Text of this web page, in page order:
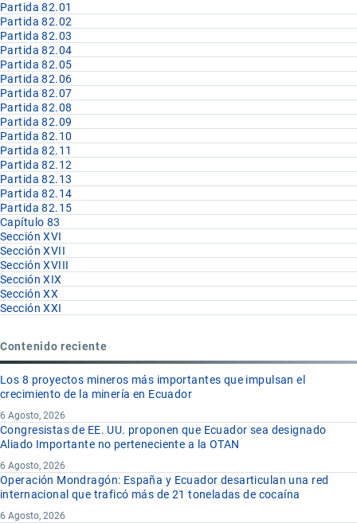
Partida 82.01
Partida 82.02
Partida 82.03
Partida 82.04
Partida 82.05
Partida 82.06
Partida 82.07
Partida 82.08
Partida 82.09
Partida 82.10
Partida 82.11
Partida 82.12
Partida 82.13
Partida 82.14
Partida 82.15
Capítulo 83
Sección XVI
Sección XVII
Sección XVIII
Sección XIX
Sección XX
Sección XXI
Contenido reciente
Los 8 proyectos mineros más importantes que impulsan el
crecimiento de la minería en Ecuador
6 Agosto, 2026
Congresistas de EE. UU. proponen que Ecuador sea designado
Aliado Importante no perteneciente a la OTAN
6 Agosto, 2026
Operación Mondragón: España y Ecuador desarticulan una red
internacional que traficó más de 21 toneladas de cocaína
6 Agosto, 2026